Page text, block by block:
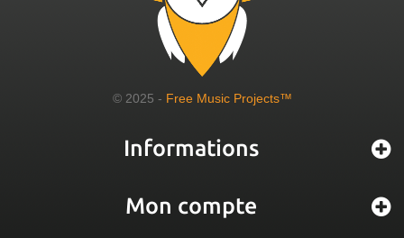
© 2025 - Free Music Projects™
Informations
Mon compte